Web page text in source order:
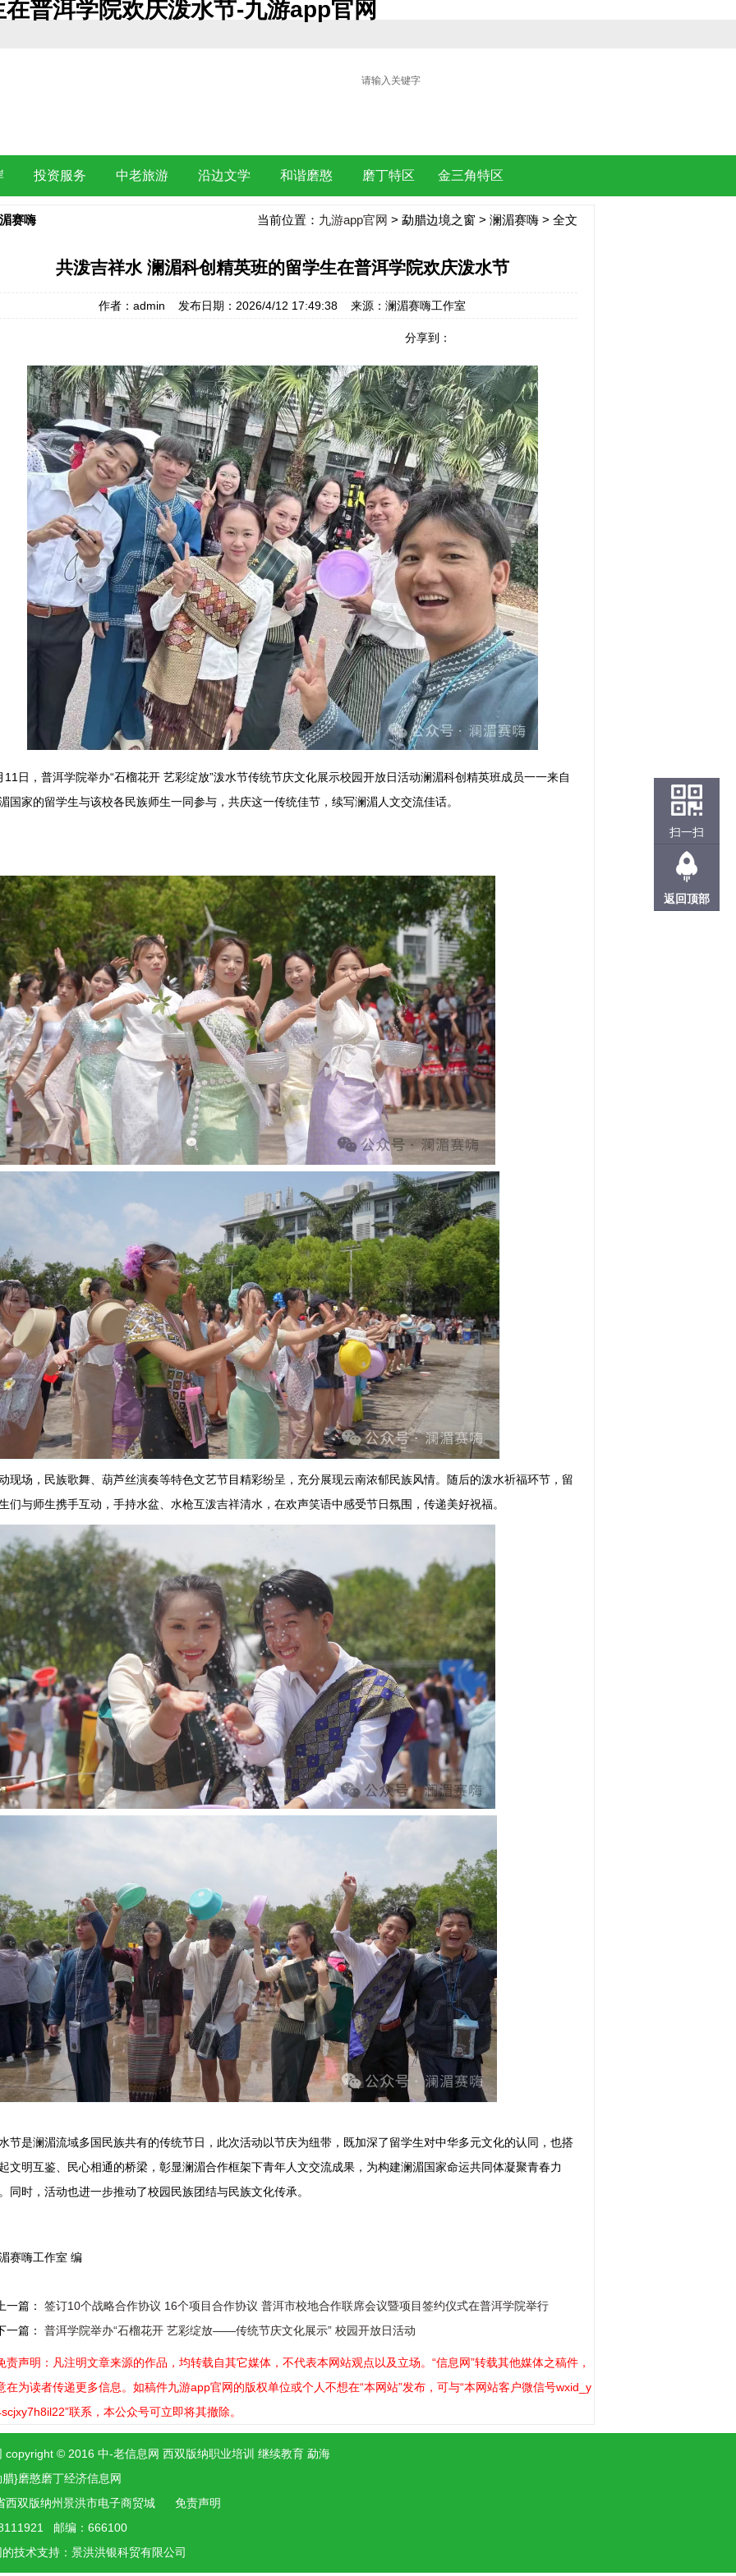
普洱学院欢庆泼水节-九游app官网
投资服务 中老旅游 沿边文学 和谐磨憨 磨丁特区 金三角特区
赛嗨 当前位置： 九游app官网 > 勐腊边境之窗 > 澜湄赛嗨 > 全文
共泼吉祥水 澜湄科创精英班的留学生在普洱学院欢庆泼水节
作者：admin 发布日期：2026/4/12 17:49:38 来源：澜湄赛嗨工作室
分享到：
11日，普洱学院举办“石榴花开 艺彩绽放”泼水节传统节庆文化展示校园开放日活动澜湄科创精英班成员一一来自
国家的留学生与该校各民族师生一同参与，共庆这一传统佳节，续写澜湄人文交流佳话。
现场，民族歌舞、葫芦丝演奏等特色文艺节目精彩纷呈，充分展现云南浓郁民族风情。随后的泼水祈福环节，留
们与师生携手互动，手持水盆、水枪互泼吉祥清水，在欢声笑语中感受节日氛围，传递美好祝福。
节是澜湄流域多国民族共有的传统节日，此次活动以节庆为纽带，既加深了留学生对中华多元文化的认同，也搭
文明互鉴、民心相通的桥梁，彰显澜湄合作框架下青年人文交流成果，为构建澜湄国家命运共同体凝聚青春力
同时，活动也进一步推动了校园民族团结与民族文化传承。
赛嗨工作室 编
一篇： 签订10个战略合作协议 16个项目合作协议 普洱市校地合作联席会议暨项目签约仪式在普洱学院举行
一篇： 普洱学院举办“石榴花开 艺彩绽放——传统节庆文化展示” 校园开放日活动
责声明：凡注明文章来源的作品，均转载自其它媒体，不代表本网站观点以及立场。“信息网”转载其他媒体之稿件，
在为读者传递更多信息。如稿件九游app官网的版权单位或个人不想在“本网站”发布，可与“本网站客户微信号wxid_y
联系，本公众号可立即将其撤除。
copyright © 2016 中-老信息网 西双版纳职业培训 继续教育 勐海
}磨憨磨丁经济信息网
西双版纳州景洪市电子商贸城 免责声明
邮编：666100
技术支持：景洪洪银科贸有限公司
扫一扫
返回顶部